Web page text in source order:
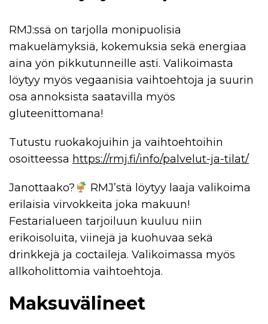
RMJ:ssä on tarjolla monipuolisia
makuelämyksiä, kokemuksia sekä energiaa
aina yön pikkutunneille asti. Valikoimasta
löytyy myös vegaanisia vaihtoehtoja ja suurin
osa annoksista saatavilla myös
gluteenittomana!
Tutustu ruokakojuihin ja vaihtoehtoihin
osoitteessa https://rmj.fi/info/palvelut-ja-tilat/
Janottaako?
RMJ’stä löytyy laaja valikoima
erilaisia virvokkeita joka makuun!
Festarialueen tarjoiluun kuuluu niin
erikoisoluita, viinejä ja kuohuvaa sekä
drinkkejä ja coctaileja. Valikoimassa myös
allkoholittomia vaihtoehtoja.
Maksuvälineet